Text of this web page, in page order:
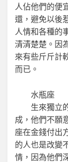
人佔他們的便
還，避免以後
人情和各種的
清清楚楚。因
來有些斤斤計
而已。
水瓶座
生來獨立的
成，他們不願
座在金錢付出
的人也是改變
情，因為他們